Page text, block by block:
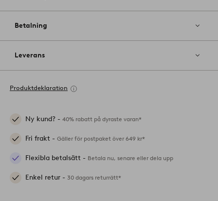
Betalning
Leverans
Produktdeklaration
Ny kund? - 40% rabatt på dyraste varan*
Fri frakt - Gäller för postpaket över 649 kr*
Flexibla betalsätt - Betala nu, senare eller dela upp
Enkel retur - 30 dagars returrätt*